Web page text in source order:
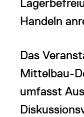
Handeln
Das
Mittelbau-
umfasst